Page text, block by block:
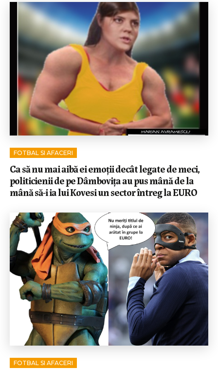
FOTBAL SI AFACERI
Ca să nu mai aibă ei emoții decât legate de meci,
politicienii de pe Dâmbovița au pus mână de la
mână să-i ia lui Kovesi un sector întreg la EURO
FOTBAL SI AFACERI